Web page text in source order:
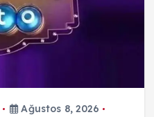
Ağustos 8, 2026